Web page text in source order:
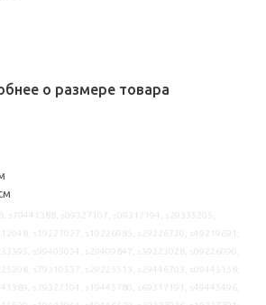
о размере товара